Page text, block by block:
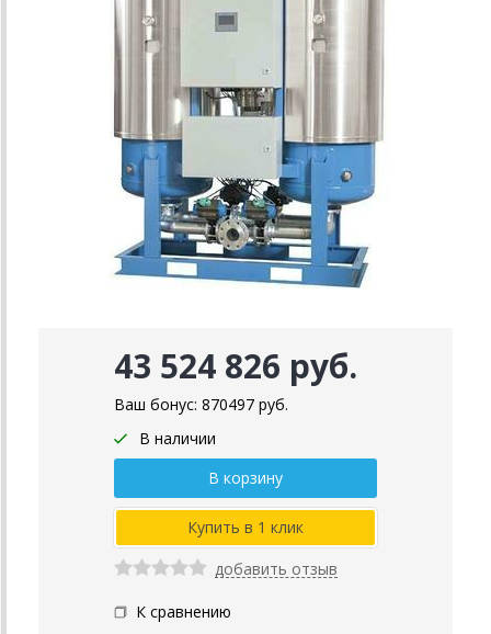
43 524 826 руб.
Ваш бонус: 870497 руб.
В наличии
добавить отзыв
К сравнению